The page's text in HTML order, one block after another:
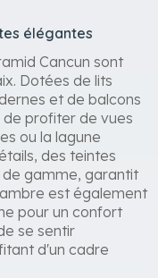
élégantes
Cancun sont
Dotées de lits
et de balcons
profiter de vues
ou la lagune
des teintes
gamme, garantit
est également
pour un confort
se sentir
d'un cadre